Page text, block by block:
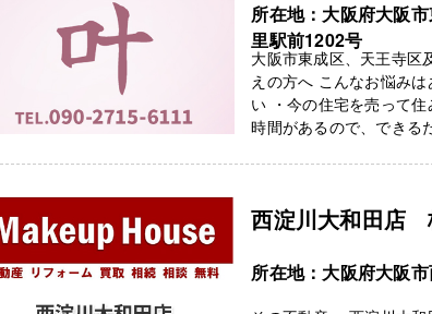
所在地：大阪府大阪
里駅前1202号
大阪市東成区、天王寺区
えの方へ こんなお悩み
い ・今の住宅を売って
時間があるので、でき
西淀川大和田店
所在地：大阪府大阪